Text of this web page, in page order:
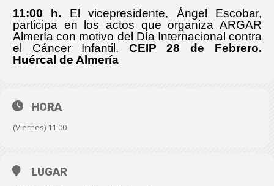
11:00 h. El vicepresidente, Ángel Escobar,
participa en los actos que organiza ARGAR
Almería con motivo del Día Internacional contra
el Cáncer Infantil. CEIP 28 de Febrero.
Huércal de Almería
HORA
(Viernes) 11:00
LUGAR